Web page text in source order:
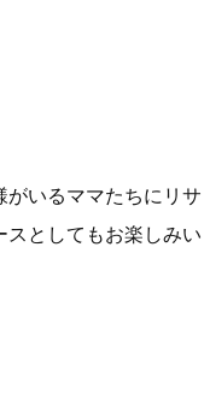
いるママたちにリサ
としてもお楽しみい